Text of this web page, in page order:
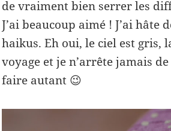
de vraiment bien serrer les
J’ai beaucoup aimé ! J’ai
haikus. Eh oui, le ciel est gris,
voyage et je n’arrête jamais
faire autant 😉